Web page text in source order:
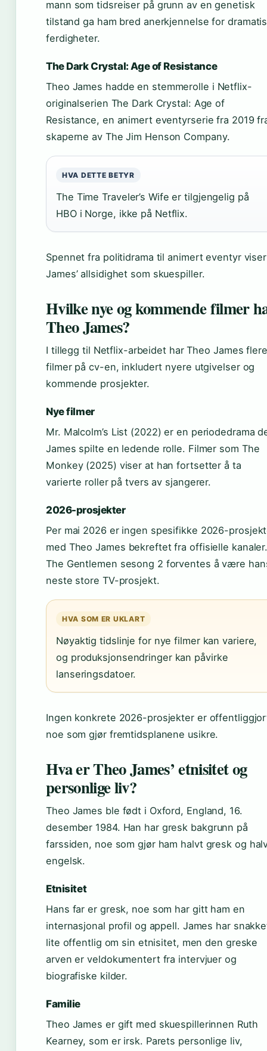
mann som tidsreiser på grunn av en genetisk
tilstand ga ham bred anerkjennelse for
ferdigheter.
The Dark Crystal: Age of Resistance
Theo James hadde en stemmerolle i Netflix-
originalserien The Dark Crystal: Age of
Resistance, en animert eventyrserie fra 2019
skaperne av The Jim Henson Company.
HVA DETTE BETYR
The Time Traveler’s Wife er tilgjengelig på
HBO i Norge, ikke på Netflix.
Spennet fra politidrama til animert eventyr viser
James’ allsidighet som skuespiller.
Hvilke nye og kommende filmer
Theo James?
I tillegg til Netflix-arbeidet har Theo James flere
filmer på cv-en, inkludert nyere utgivelser og
kommende prosjekter.
Nye filmer
Mr. Malcolm’s List (2022) er en periodedrama
James spilte en ledende rolle. Filmer som The
Monkey (2025) viser at han fortsetter å ta
varierte roller på tvers av sjangerer.
2026-prosjekter
Per mai 2026 er ingen spesifikke 2026-
med Theo James bekreftet fra offisielle
The Gentlemen sesong 2 forventes å være
neste store TV-prosjekt.
HVA SOM ER UKLART
Nøyaktig tidslinje for nye filmer kan variere,
og produksjonsendringer kan påvirke
lanseringsdatoer.
Ingen konkrete 2026-prosjekter er
noe som gjør fremtidsplanene usikre.
Hva er Theo James’ etnisitet og
personlige liv?
Theo James ble født i Oxford, England, 16.
desember 1984. Han har gresk bakgrunn på
farssiden, noe som gjør ham halvt gresk og
engelsk.
Etnisitet
Hans far er gresk, noe som har gitt ham en
internasjonal profil og appell. James har
lite offentlig om sin etnisitet, men den greske
arven er veldokumentert fra intervjuer og
biografiske kilder.
Familie
Theo James er gift med skuespillerinnen Ruth
Kearney, som er irsk. Parets personlige liv,